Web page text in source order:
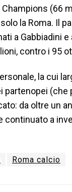
(66
la Roma. Il
a Gabbiadini
contro i 95
la cui
partenopei (che
da oltre un
continuato a
Roma calcio